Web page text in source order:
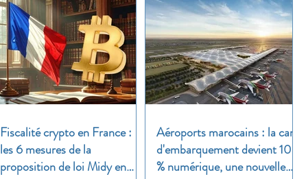
Fiscalité crypto en France :
les 6 mesures de la
proposition de loi Midy en
Aéroports marocains : la carte
d'embarquement devient 100
% numérique, une nouvelle